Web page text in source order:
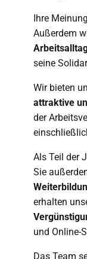
Ihre
Außerdem
seine
Wir bieten
attraktive
der
Als Teil der
Sie
erhalten
und Online-
Das Team